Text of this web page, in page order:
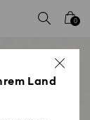
0
Land